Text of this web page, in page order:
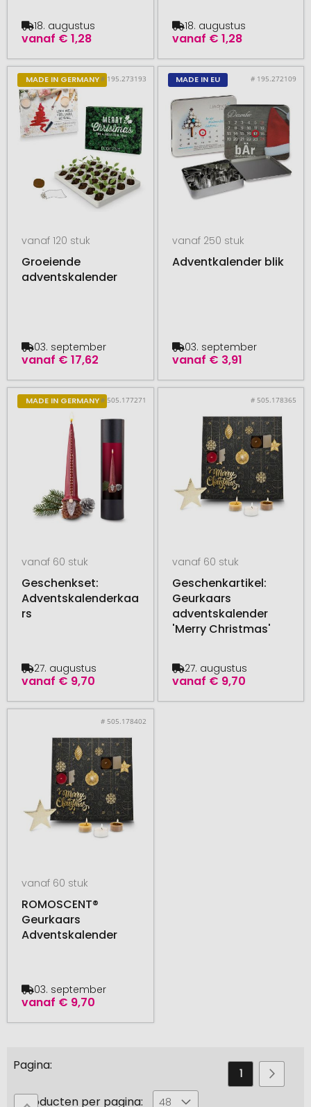
vanaf € 1,28
18. augustus
vanaf € 1,28
18. augustus
MADE IN GERMANY# 195.273193
vanaf 120 stuk
Groeiende
adventskalender
vanaf € 17,62
03. september
MADE IN EU # 195.272109
vanaf 250 stuk
Adventkalender blik
vanaf € 3,91
03. september
MADE IN GERMANY# 505.177271
vanaf 60 stuk
Geschenkset:
Adventskalenderkaa
rs
vanaf € 9,70
27. augustus
# 505.178365
vanaf 60 stuk
Geschenkartikel:
Geurkaars
adventskalender
'Merry Christmas'
vanaf € 9,70
27. augustus
# 505.178402
vanaf 60 stuk
ROMOSCENT®
Geurkaars
Adventskalender
vanaf € 9,70
03. september
Pagina
U
1 Pagina
2
Producten per pagina: 48